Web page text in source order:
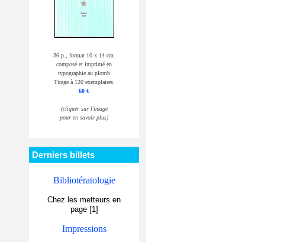
36 p., format 10 x 14 cm.
composé et imprimé en
typographie au plomb
Tirage à 120 exemplaires.
60 €
(cliquer sur l'image
pour en savoir plus)
Derniers billets
Bibliotératologie
Chez les metteurs en
page [1]
Impressions